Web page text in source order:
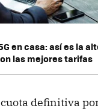
en casa: así es la
las mejores tarifas
definitiva